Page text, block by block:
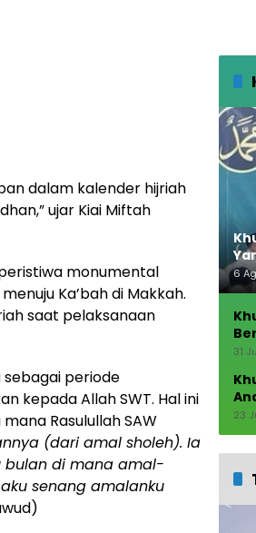
dalam kalender hijriah
ujar Kiai Miftah
monumental
Ka’bah di Makkah.
saat pelaksanaan
periode
kepada Allah SWT. Hal ini
Rasulullah SAW
(dari amal sholeh). Ia
bulan di mana amal-
senang amalanku
6
31
23